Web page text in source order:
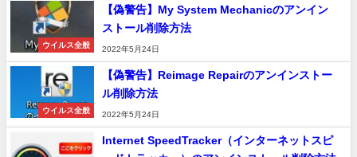
ウイルス全般
【偽警告】My System Mechanicのアンイン
ストール削除方法
2022年5月24日
ウイルス全般
【偽警告】Reimage Repairのアンインストー
ル削除方法
2022年5月24日
Internet SpeedTracker（インターネットスピ